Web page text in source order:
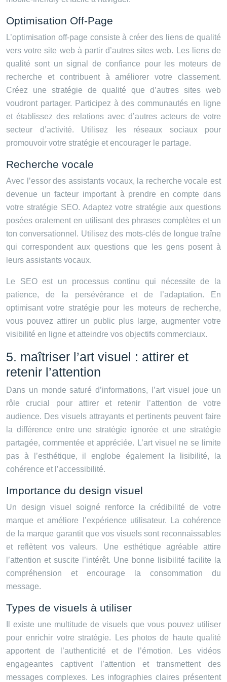
Optimisation Off-Page
L’optimisation off-page consiste à créer des liens de qualité
vers votre site web à partir d’autres sites web. Les liens de
qualité sont un signal de confiance pour les moteurs de
recherche et contribuent à améliorer votre classement.
Créez une stratégie de qualité que d’autres sites web
voudront partager. Participez à des communautés en ligne
et établissez des relations avec d’autres acteurs de votre
secteur d’activité. Utilisez les réseaux sociaux pour
promouvoir votre stratégie et encourager le partage.
Recherche vocale
Avec l’essor des assistants vocaux, la recherche vocale est
devenue un facteur important à prendre en compte dans
votre stratégie SEO. Adaptez votre stratégie aux questions
posées oralement en utilisant des phrases complètes et un
ton conversationnel. Utilisez des mots-clés de longue traîne
qui correspondent aux questions que les gens posent à
leurs assistants vocaux.
Le SEO est un processus continu qui nécessite de la
patience, de la persévérance et de l’adaptation. En
optimisant votre stratégie pour les moteurs de recherche,
vous pouvez attirer un public plus large, augmenter votre
visibilité en ligne et atteindre vos objectifs commerciaux.
5. maîtriser l’art visuel : attirer et
retenir l’attention
Dans un monde saturé d’informations, l’art visuel joue un
rôle crucial pour attirer et retenir l’attention de votre
audience. Des visuels attrayants et pertinents peuvent faire
la différence entre une stratégie ignorée et une stratégie
partagée, commentée et appréciée. L’art visuel ne se limite
pas à l’esthétique, il englobe également la lisibilité, la
cohérence et l’accessibilité.
Importance du design visuel
Un design visuel soigné renforce la crédibilité de votre
marque et améliore l’expérience utilisateur. La cohérence
de la marque garantit que vos visuels sont reconnaissables
et reflètent vos valeurs. Une esthétique agréable attire
l’attention et suscite l’intérêt. Une bonne lisibilité facilite la
compréhension et encourage la consommation du
message.
Types de visuels à utiliser
Il existe une multitude de visuels que vous pouvez utiliser
pour enrichir votre stratégie. Les photos de haute qualité
apportent de l’authenticité et de l’émotion. Les vidéos
engageantes captivent l’attention et transmettent des
messages complexes. Les infographies claires présentent